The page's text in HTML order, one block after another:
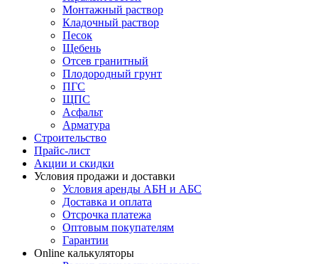
Монтажный раствор
Кладочный раствор
Песок
Щебень
Отсев гранитный
Плодородный грунт
ПГС
ЩПС
Асфальт
Арматура
Строительство
Прайс-лист
Акции и скидки
Условия продажи и доставки
Условия аренды АБН и АБС
Доставка и оплата
Отсрочка платежа
Оптовым покупателям
Гарантии
Online калькуляторы